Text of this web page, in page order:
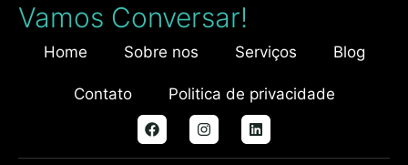
Vamos Conversar!
Home Sobre nos Serviços Blog
Contato Politica de privacidade